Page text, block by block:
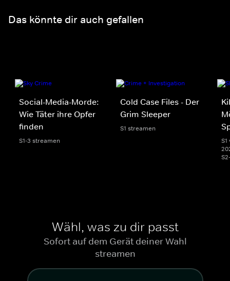
Das könnte dir auch gefallen
Social-Media-Morde:
Wie Täter ihre Opfer
finden
S1-3 streamen
Cold Case Files - Der
Grim Sleeper
S1 streamen
Wähl, was zu dir passt
Sofort auf dem Gerät deiner Wahl
streamen